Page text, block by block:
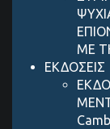
ΜΕ
ΕΚΔΟΣΕΙΣ